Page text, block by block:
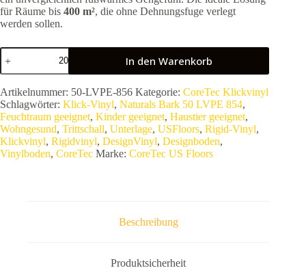
für Räume bis 400 m², die ohne Dehnungsfuge verlegt
werden sollen.
COREtec
Naturals
Bark
50
LVPE
854
(Series
1200+)
|
Rigid-
In den Warenkorb
Artikelnummer: 50-LVPE-856 Kategorie: CoreTec Klickvinyl
Schlagwörter: Klick-Vinyl, Naturals Bark 50 LVPE 854,
Feuchtraum geeignet, Kinder geeignet, Haustier geeignet,
Wohngesund, Trittschall, Unterlage, USFloors, Rigid-Vinyl,
Klickvinyl, Rigidvinyl, DesignVinyl, Designboden,
Vinylboden, CoreTec Marke: CoreTec US Floors
Beschreibung
Produktsicherheit